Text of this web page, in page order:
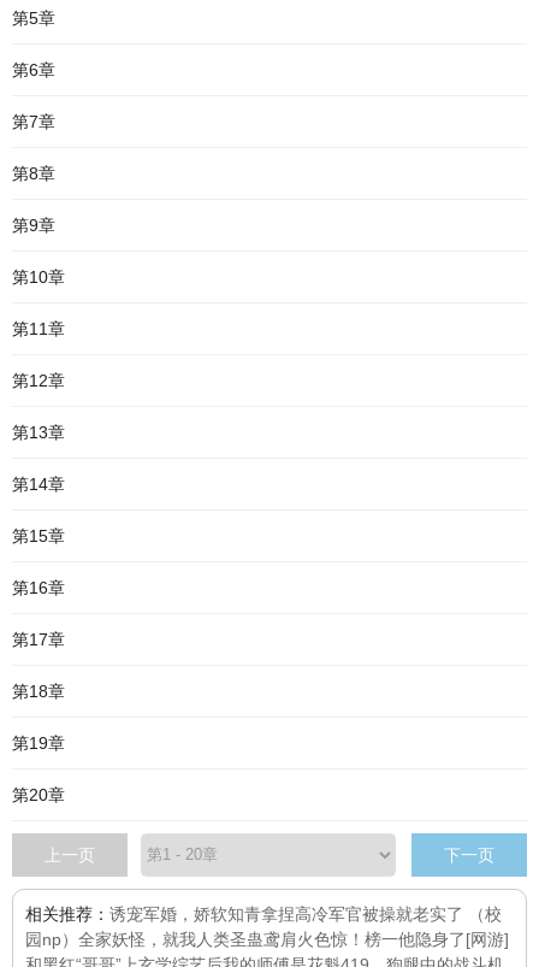
第5章
第6章
第7章
第8章
第9章
第10章
第11章
第12章
第13章
第14章
第15章
第16章
第17章
第18章
第19章
第20章
上一页 下一页
相关推荐： 诱宠军婚，娇软知青拿捏高冷军官被操就老实了 （校
园np） 全家妖怪，就我人类圣蛊鸢肩火色惊！榜一他隐身了[网游]